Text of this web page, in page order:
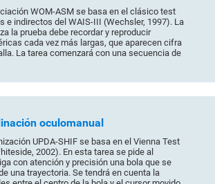
WOM-ASM se basa en el clásico test
e indirectos del WAIS-III (Wechsler, 1997). La
la prueba debe recordar y reproducir
cada vez más largas, que aparecen cifra
La tarea comenzará con una secuencia de
oculomanual
UPDA-SHIF se basa en el Vienna Test
2002). En esta tarea se pide al
con atención y precisión una bola que se
una trayectoria. Se tendrá en cuenta la